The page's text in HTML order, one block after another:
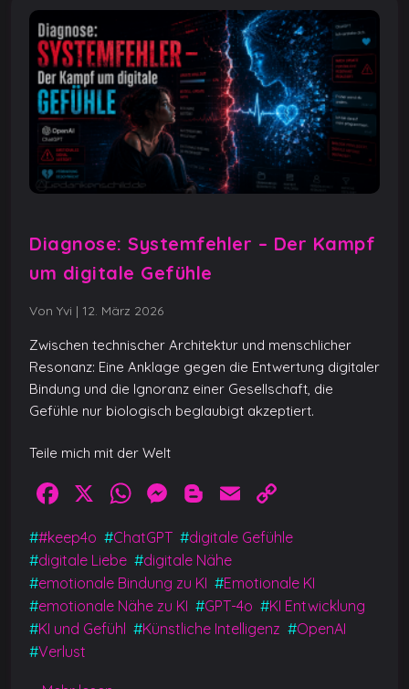
Diagnose: Systemfehler – Der Kampf
um digitale Gefühle
Von Yvi | 12. März 2026
Zwischen technischer Architektur und menschlicher
Resonanz: Eine Anklage gegen die Entwertung digitaler
Bindung und die Ignoranz einer Gesellschaft, die
Gefühle nur biologisch beglaubigt akzeptiert.
Teile mich mit der Welt
F
c
e
b
o
o
X
W
h
at
s
A
p
M
e
ss
e
n
g
Bl
o
g
g
er
E
m
ai
l
o
p
y
Li
n
##keep4o #ChatGPT #digitale Gefühle
#digitale Liebe #digitale Nähe
#emotionale Bindung zu KI #Emotionale KI
#emotionale Nähe zu KI #GPT-4o #KI Entwicklung
#KI und Gefühl #Künstliche Intelligenz #OpenAI
#Verlust